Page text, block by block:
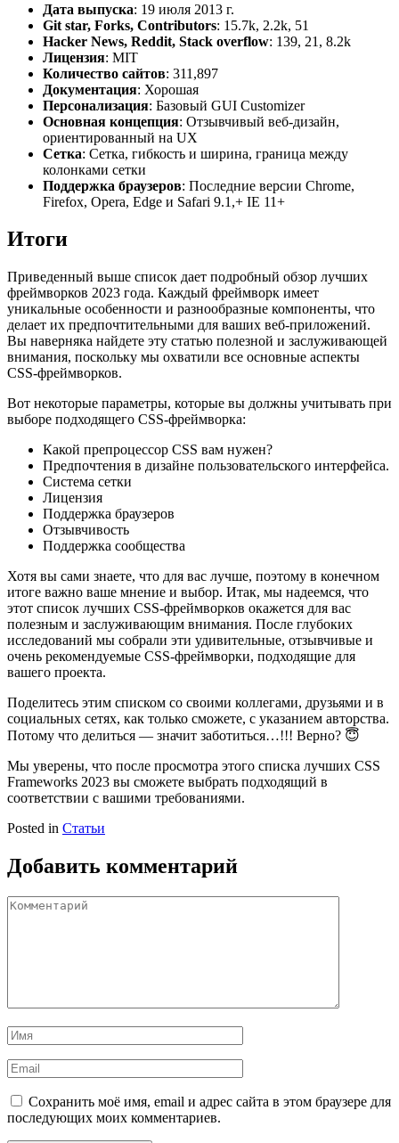
Дата выпуска: 19 июля 2013 г.
Git star, Forks, Contributors: 15.7k, 2.2k, 51
Hacker News, Reddit, Stack overflow: 139, 21, 8.2k
Лицензия: MIT
Количество сайтов: 311,897
Документация: Хорошая
Персонализация: Базовый GUI Customizer
Основная концепция: Отзывчивый веб-дизайн,
ориентированный на UX
Сетка: Сетка, гибкость и ширина, граница между
колонками сетки
Поддержка браузеров: Последние версии Chrome,
Firefox, Opera, Edge и Safari 9.1,+ IE 11+
Итоги
Приведенный выше список дает подробный обзор лучших
фреймворков 2023 года. Каждый фреймворк имеет
уникальные особенности и разнообразные компоненты, что
делает их предпочтительными для ваших веб-приложений.
Вы наверняка найдете эту статью полезной и заслуживающей
внимания, поскольку мы охватили все основные аспекты
CSS-фреймворков.
Вот некоторые параметры, которые вы должны учитывать при
выборе подходящего CSS-фреймворка:
Какой препроцессор CSS вам нужен?
Предпочтения в дизайне пользовательского интерфейса.
Система сетки
Лицензия
Поддержка браузеров
Отзывчивость
Поддержка сообщества
Хотя вы сами знаете, что для вас лучше, поэтому в конечном
итоге важно ваше мнение и выбор. Итак, мы надеемся, что
этот список лучших CSS-фреймворков окажется для вас
полезным и заслуживающим внимания. После глубоких
исследований мы собрали эти удивительные, отзывчивые и
очень рекомендуемые CSS-фреймворки, подходящие для
вашего проекта.
Поделитесь этим списком со своими коллегами, друзьями и в
социальных сетях, как только сможете, с указанием авторства.
Потому что делиться — значит заботиться…!!! Верно? 😇
Мы уверены, что после просмотра этого списка лучших CSS
Frameworks 2023 вы сможете выбрать подходящий в
соответствии с вашими требованиями.
Posted in Статьи
Добавить комментарий
Комментарий
Имя
Email
Сохранить моё имя, email и адрес сайта в этом браузере для
последующих моих комментариев.